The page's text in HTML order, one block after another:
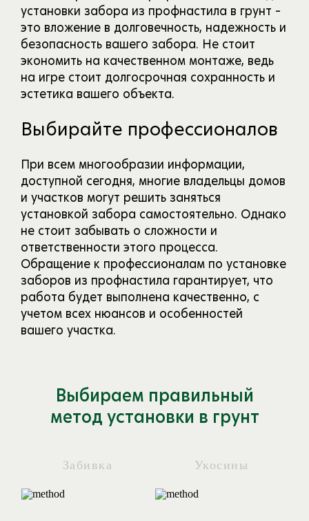
установки забора из профнастила в грунт –
это вложение в долговечность, надежность и
безопасность вашего забора. Не стоит
экономить на качественном монтаже, ведь
на игре стоит долгосрочная сохранность и
эстетика вашего объекта.
Выбирайте профессионалов
При всем многообразии информации,
доступной сегодня, многие владельцы домов
и участков могут решить заняться
установкой забора самостоятельно. Однако
не стоит забывать о сложности и
ответственности этого процесса.
Обращение к профессионалам по установке
заборов из профнастила гарантирует, что
работа будет выполнена качественно, с
учетом всех нюансов и особенностей
вашего участка.
Выбираем правильный
метод установки в грунт
Забивка Укосины